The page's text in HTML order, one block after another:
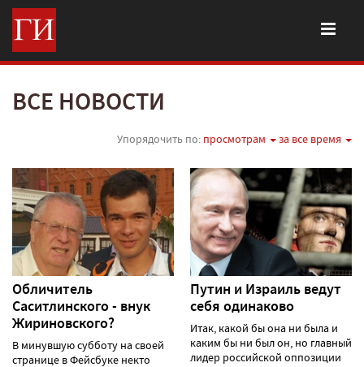
ВСЕ НОВОСТИ
Упорядочить по: просмотрам за все время
Обличитель
Саситлинского - внук
Жириновского?
В минувшую субботу на своей
странице в Фейсбуке некто
Путин и Израиль ведут
себя одинаково
Итак, какой бы она ни была и
каким бы ни был он, но главный
лидер российской оппозиции